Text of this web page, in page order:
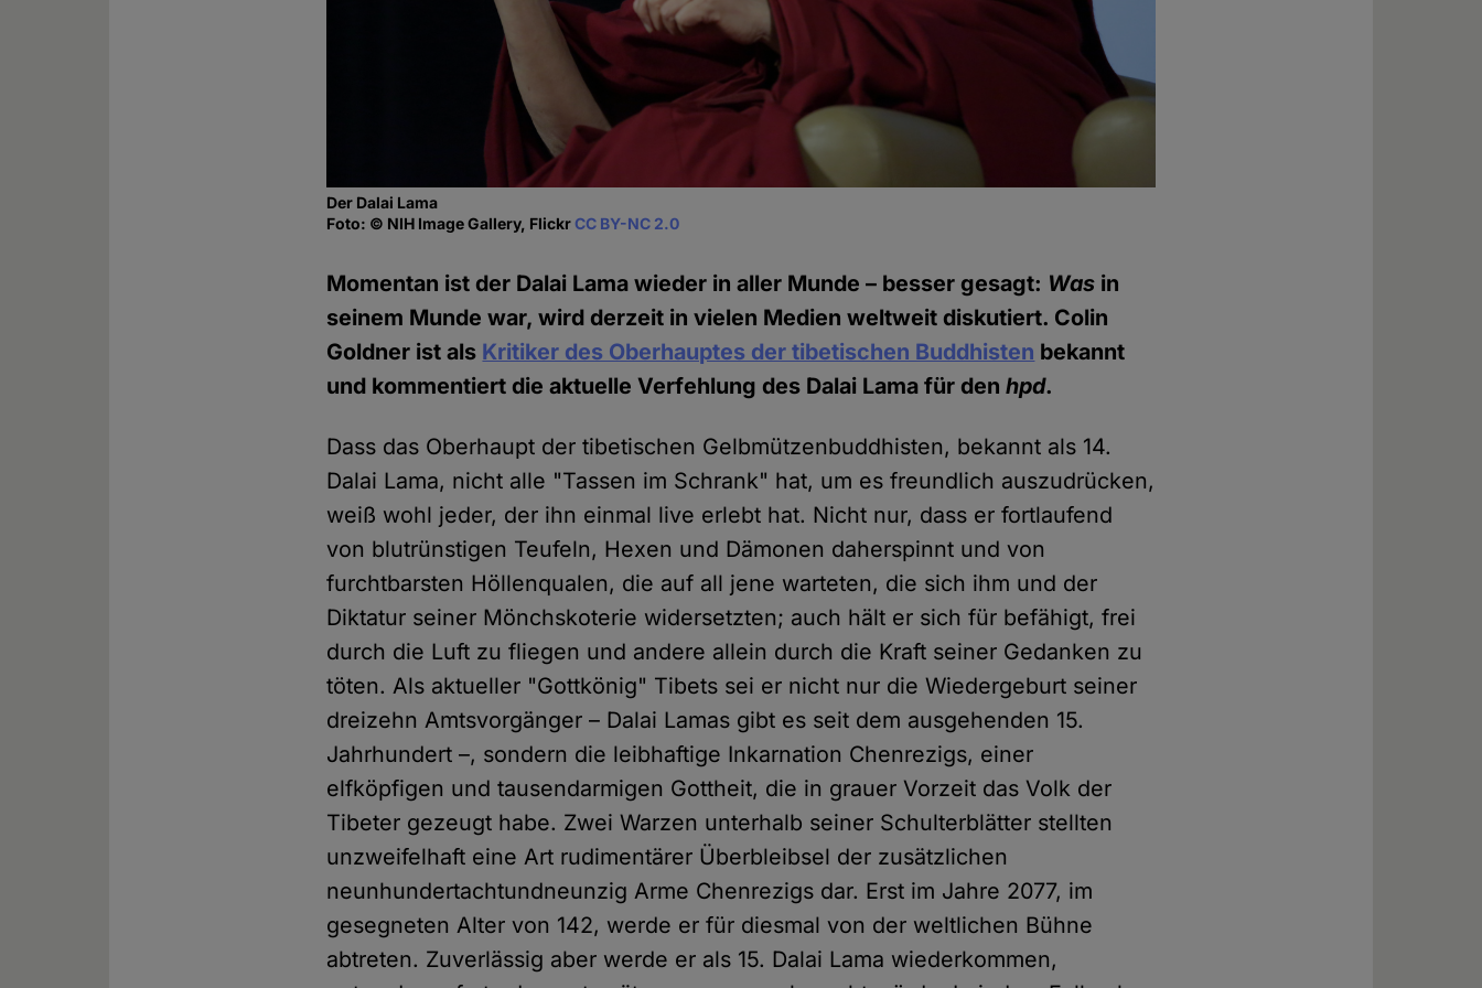
Der Dalai Lama
Foto: © NIH Image Gallery, FlickrCC BY-NC 2.0
Momentan ist der Dalai Lama wieder in aller Munde – besser gesagt: Was in
seinem Munde war, wird derzeit in vielen Medien weltweit diskutiert. Colin
Goldner ist als Kritiker des Oberhauptes der tibetischen Buddhisten bekannt
und kommentiert die aktuelle Verfehlung des Dalai Lama für denhpd.
Dass das Oberhaupt der tibetischen Gelbmützenbuddhisten, bekannt als 14.
Dalai Lama, nicht alle "Tassen im Schrank" hat, um es freundlich auszudrücken,
weiß wohl jeder, der ihn einmal live erlebt hat. Nicht nur, dass er fortlaufend
von blutrünstigen Teufeln, Hexen und Dämonen daherspinnt und von
furchtbarsten Höllenqualen, die auf all jene warteten, die sich ihm und der
Diktatur seiner Mönchskoterie widersetzten; auch hält er sich für befähigt, frei
durch die Luft zu fliegen und andere allein durch die Kraft seiner Gedanken zu
töten. Als aktueller "Gottkönig" Tibets sei er nicht nur die Wiedergeburt seiner
dreizehn Amtsvorgänger – Dalai Lamas gibt es seit dem ausgehenden 15.
Jahrhundert –, sondern die leibhaftige Inkarnation Chenrezigs, einer
elfköpfigen und tausendarmigen Gottheit, die in grauer Vorzeit das Volk der
Tibeter gezeugt habe. Zwei Warzen unterhalb seiner Schulterblätter stellten
unzweifelhaft eine Art rudimentärer Überbleibsel der zusätzlichen
neunhundertachtundneunzig Arme Chenrezigs dar. Erst im Jahre 2077, im
gesegneten Alter von 142, werde er für diesmal von der weltlichen Bühne
abtreten. Zuverlässig aber werde er als 15. Dalai Lama wiederkommen,